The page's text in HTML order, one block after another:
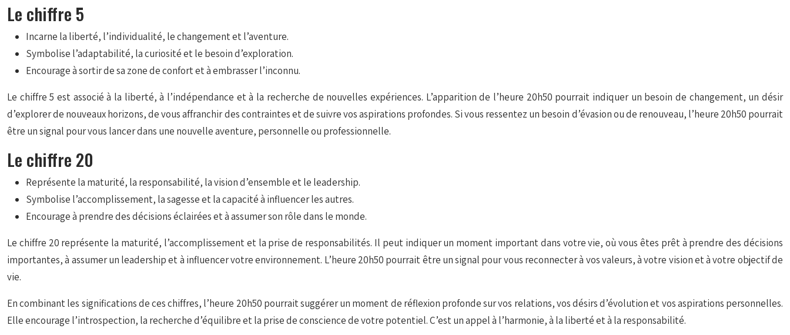
Le chiffre 5
Incarne la liberté, l’individualité, le changement et l’aventure.
Symbolise l’adaptabilité, la curiosité et le besoin d’exploration.
Encourage à sortir de sa zone de confort et à embrasser l’inconnu.
Le chiffre 5 est associé à la liberté, à l’indépendance et à la recherche de nouvelles expériences. L’apparition de l’heure 20h50 pourrait indiquer un besoin de changement, un désir
d’explorer de nouveaux horizons, de vous affranchir des contraintes et de suivre vos aspirations profondes. Si vous ressentez un besoin d’évasion ou de renouveau, l’heure 20h50 pourrait
être un signal pour vous lancer dans une nouvelle aventure, personnelle ou professionnelle.
Le chiffre 20
Représente la maturité, la responsabilité, la vision d’ensemble et le leadership.
Symbolise l’accomplissement, la sagesse et la capacité à influencer les autres.
Encourage à prendre des décisions éclairées et à assumer son rôle dans le monde.
Le chiffre 20 représente la maturité, l’accomplissement et la prise de responsabilités. Il peut indiquer un moment important dans votre vie, où vous êtes prêt à prendre des décisions
importantes, à assumer un leadership et à influencer votre environnement. L’heure 20h50 pourrait être un signal pour vous reconnecter à vos valeurs, à votre vision et à votre objectif de
vie.
En combinant les significations de ces chiffres, l’heure 20h50 pourrait suggérer un moment de réflexion profonde sur vos relations, vos désirs d’évolution et vos aspirations personnelles.
Elle encourage l’introspection, la recherche d’équilibre et la prise de conscience de votre potentiel. C’est un appel à l’harmonie, à la liberté et à la responsabilité.